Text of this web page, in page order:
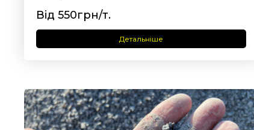
Від 550грн/т.
Детальніше